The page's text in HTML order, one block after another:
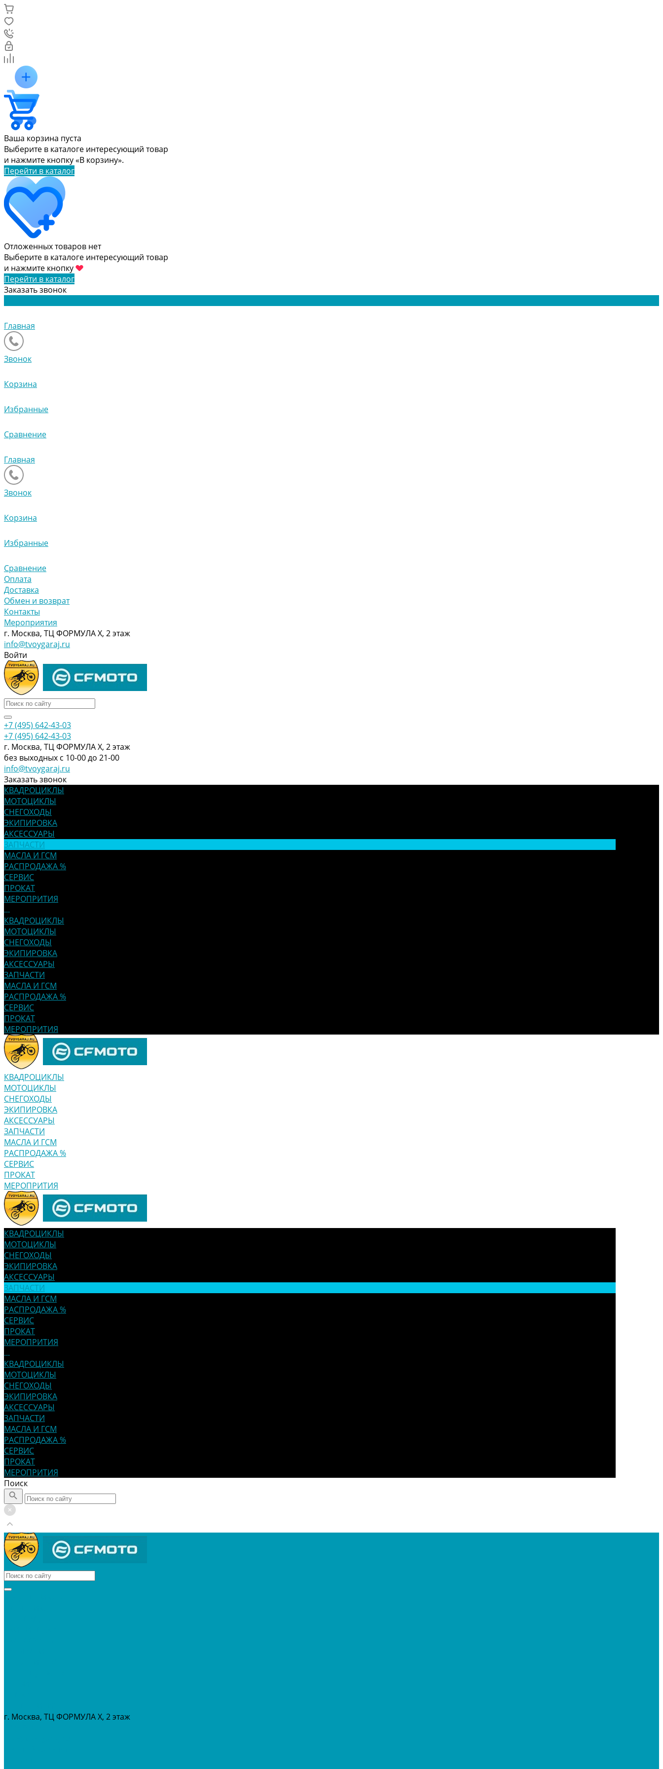
Ваша корзина пуста
Выберите в каталоге интересующий товар
и нажмите кнопку «В корзину».
Перейти в каталог
Отложенных товаров нет
Выберите в каталоге интересующий товар
и нажмите кнопку
Перейти в каталог
Заказать звонок
Главная
Звонок
Корзина
Избранные
Сравнение
Главная
Звонок
Корзина
Избранные
Сравнение
Оплата
Доставка
Обмен и возврат
Контакты
Мероприятия
г. Москва, ТЦ ФОРМУЛА Х, 2 этаж
info@tvoygaraj.ru
Войти
+7 (495) 642-43-03
+7 (495) 642-43-03
г. Москва, ТЦ ФОРМУЛА Х, 2 этаж
без выходных с 10-00 до 21-00
info@tvoygaraj.ru
Заказать звонок
КВАДРОЦИКЛЫ
МОТОЦИКЛЫ
СНЕГОХОДЫ
ЭКИПИРОВКА
АКСЕССУАРЫ
ЗАПЧАСТИ
МАСЛА И ГСМ
РАСПРОДАЖА %
СЕРВИС
ПРОКАТ
МЕРОПРИТИЯ
...
КВАДРОЦИКЛЫ
МОТОЦИКЛЫ
СНЕГОХОДЫ
ЭКИПИРОВКА
АКСЕССУАРЫ
ЗАПЧАСТИ
МАСЛА И ГСМ
РАСПРОДАЖА %
СЕРВИС
ПРОКАТ
МЕРОПРИТИЯ
КВАДРОЦИКЛЫ
МОТОЦИКЛЫ
СНЕГОХОДЫ
ЭКИПИРОВКА
АКСЕССУАРЫ
ЗАПЧАСТИ
МАСЛА И ГСМ
РАСПРОДАЖА %
СЕРВИС
ПРОКАТ
МЕРОПРИТИЯ
КВАДРОЦИКЛЫ
МОТОЦИКЛЫ
СНЕГОХОДЫ
ЭКИПИРОВКА
АКСЕССУАРЫ
ЗАПЧАСТИ
МАСЛА И ГСМ
РАСПРОДАЖА %
СЕРВИС
ПРОКАТ
МЕРОПРИТИЯ
...
КВАДРОЦИКЛЫ
МОТОЦИКЛЫ
СНЕГОХОДЫ
ЭКИПИРОВКА
АКСЕССУАРЫ
ЗАПЧАСТИ
МАСЛА И ГСМ
РАСПРОДАЖА %
СЕРВИС
ПРОКАТ
МЕРОПРИТИЯ
Поиск
г. Москва, ТЦ ФОРМУЛА Х, 2 этаж